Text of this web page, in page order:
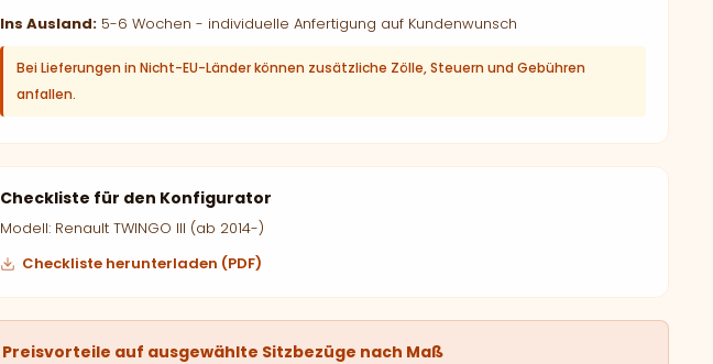
Ins Ausland:5-6 Wochen - individuelle Anfertigung auf Kundenwunsch
Bei Lieferungen in Nicht-EU-Länder können zusätzliche Zölle, Steuern und Gebühren
anfallen.
Checkliste für den Konfigurator
Modell: Renault TWINGO III (ab 2014-)
Checkliste herunterladen (PDF)
Preisvorteile auf ausgewählte Sitzbezüge nach Maß